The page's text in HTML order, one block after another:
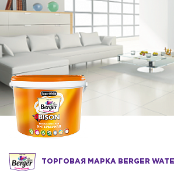
ТОРГОВАЯ МАРКА BERGER